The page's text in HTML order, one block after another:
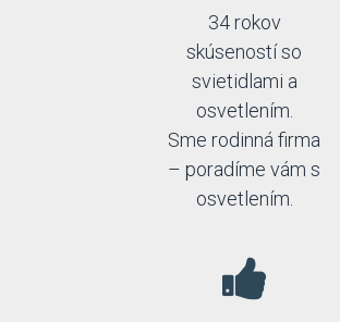
34 rokov
skúseností so
svietidlami a
osvetlením.
Sme rodinná firma
– poradíme vám s
osvetlením.